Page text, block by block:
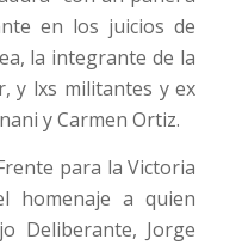
en los juicios de
la integrante de la
y lxs militantes y ex
y Carmen Ortiz.
para la Victoria
homenaje a quien
Deliberante, Jorge